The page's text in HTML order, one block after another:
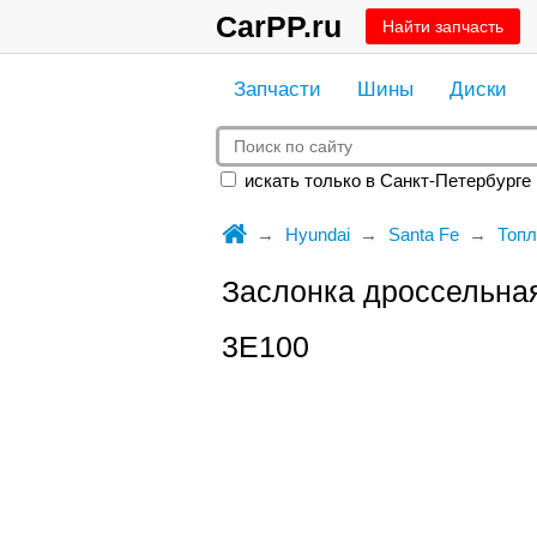
CarPP.ru Найти запчасть
Запчасти Шины Диски
искать только в Санкт-Петербурге
Hyundai Santa Fe
Заслонка
3E100